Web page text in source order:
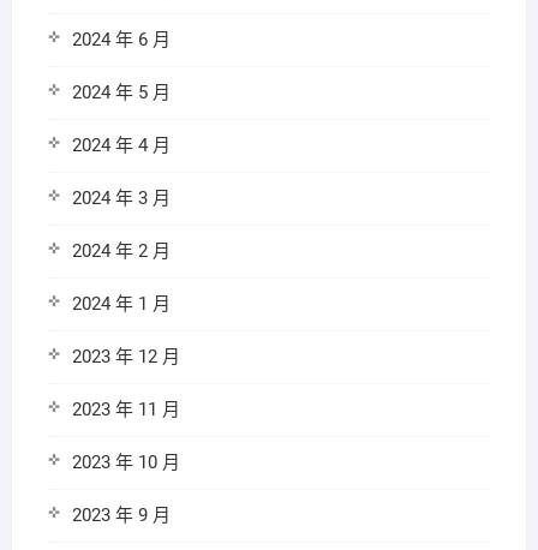
2024 年 6 月
2024 年 5 月
2024 年 4 月
2024 年 3 月
2024 年 2 月
2024 年 1 月
2023 年 12 月
2023 年 11 月
2023 年 10 月
2023 年 9 月